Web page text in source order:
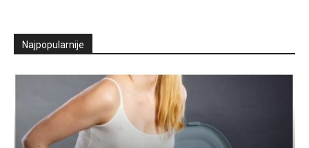
Najpopularnije